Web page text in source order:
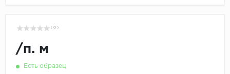
( 0 )
/п. м
Есть образец